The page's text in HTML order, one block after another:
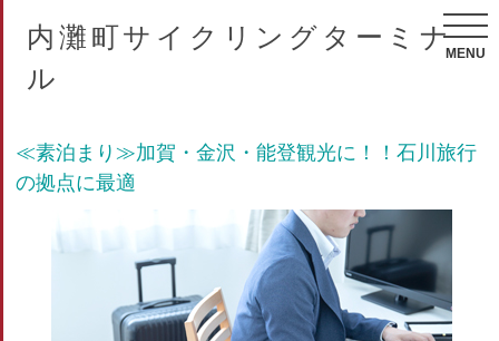
内灘町サイクリングターミナ
ル
MENU
≪素泊まり≫加賀・金沢・能登観光に！！石川旅行
の拠点に最適